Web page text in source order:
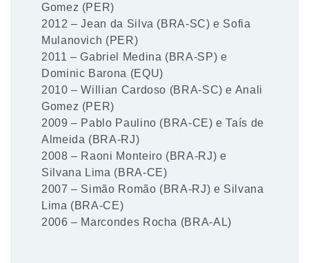
Gomez (PER)
2012 – Jean da Silva (BRA-SC) e Sofia
Mulanovich (PER)
2011 – Gabriel Medina (BRA-SP) e
Dominic Barona (EQU)
2010 – Willian Cardoso (BRA-SC) e Anali
Gomez (PER)
2009 – Pablo Paulino (BRA-CE) e Taís de
Almeida (BRA-RJ)
2008 – Raoni Monteiro (BRA-RJ) e
Silvana Lima (BRA-CE)
2007 – Simão Romão (BRA-RJ) e Silvana
Lima (BRA-CE)
2006 – Marcondes Rocha (BRA-AL)